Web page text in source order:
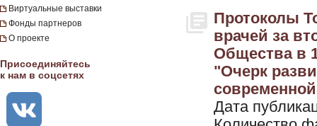
Виртуальные выставки
Фонды партнеров
О проекте
Присоединяйтесь
к нам в соцсетях
Протоколы
врачей за
Общества в
"Очерк
Дата